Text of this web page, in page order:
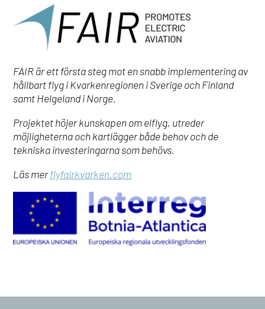
FAIR är ett första steg mot en snabb implementering av
hållbart flyg i Kvarkenregionen i Sverige och Finland
samt Helgeland i Norge.
Projektet höjer kunskapen om elflyg, utreder
möjligheterna och kartlägger både behov och de
tekniska investeringarna som behövs.
Läs merflyfairkvarken.com